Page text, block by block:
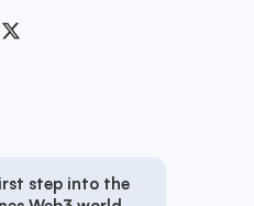
step into the